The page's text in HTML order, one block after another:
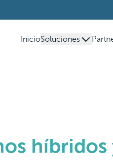
InicioSoluciones
híbridos